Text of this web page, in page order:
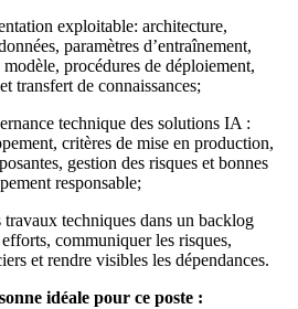
exploitable: architecture,
paramètres d’entraînement,
procédures de déploiement,
transfert de connaissances;
technique des solutions IA :
critères de mise en production,
gestion des risques et bonnes
responsable;
techniques dans un backlog
communiquer les risques,
et rendre visibles les dépendances.
idéale pour ce poste :